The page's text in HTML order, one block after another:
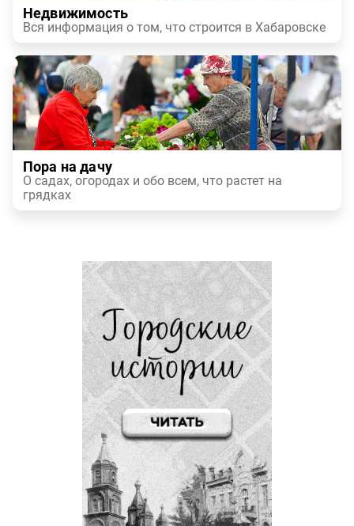
Недвижимость
Вся информация о том, что строится в Хабаровске
Пора на дачу
О садах, огородах и обо всем, что растет на
грядках